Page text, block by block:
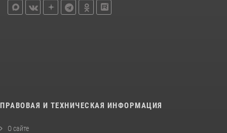
ПРАВОВАЯ И ТЕХНИЧЕСКАЯ ИНФОРМАЦИЯ
О сайте